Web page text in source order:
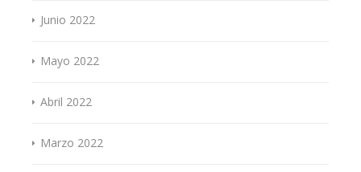
Junio 2022
Mayo 2022
Abril 2022
Marzo 2022